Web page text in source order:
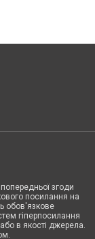
згоди
посилання на
обов'язкове
гіперпосилання
в якості джерела.